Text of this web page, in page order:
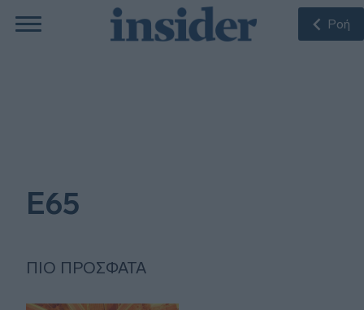
Ροή
Ε65
ΠΙΟ ΠΡΌΣΦΑΤΑ